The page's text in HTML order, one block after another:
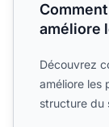
améliore
Découvrez
améliore les
structure du